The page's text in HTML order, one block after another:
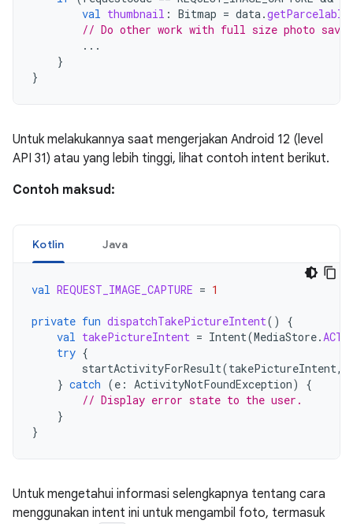
val thumbnail : Bitmap = data.
// Do other work with full size photo
...
}
}
Untuk melakukannya saat mengerjakan Android 12 (level
API 31) atau yang lebih tinggi, lihat contoh intent berikut.
Contoh maksud:
Kotlin Java
val REQUEST_IMAGE_CAPTURE = 1
private fun dispatchTakePictureIntent()
{
val takePictureIntent = Intent(MediaStore.
try {
startActivityForResult(takePictureIntent,
} catch (e : ActivityNotFoundException)
{
// Display error state to the user.
}
}
Untuk mengetahui informasi selengkapnya tentang cara
menggunakan intent ini untuk mengambil foto, termasuk